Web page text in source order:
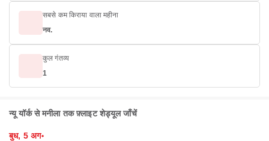
सबसे कम किराया वाला महीना
नव.
कुल गंतव्य
1
न्यू यॉर्क से मनीला तक फ़्लाइट शेड्यूल जाँचें
बुध, 5 अग॰